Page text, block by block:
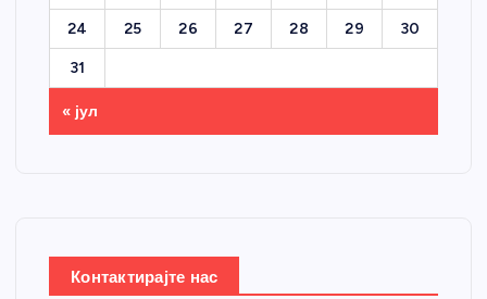
24 25 26 27 28 29 30
31
« јул
Контактирајте нас